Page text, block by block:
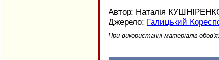
Автор: Наталія
Джерело: Галицький
При використанні матеріалів